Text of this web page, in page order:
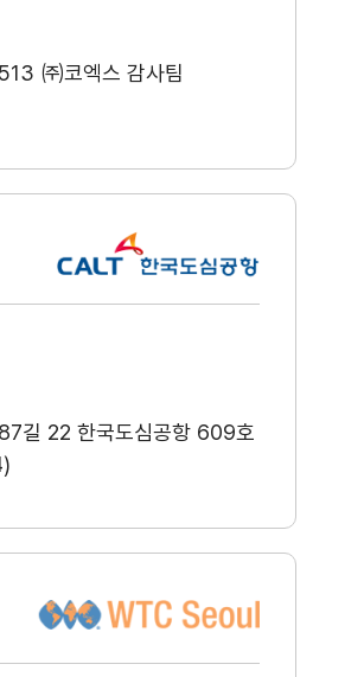
㈜코엑스 감사팀
길 22 한국도심공항 609호